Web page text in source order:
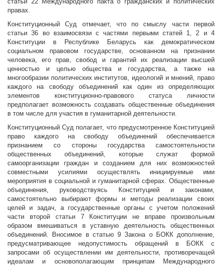
правах.
Конституционный Суд отмечает, что по смыслу части первой
статьи 36 во взаимосвязи с частями первыми статей 1, 2 и 4
Конституции в Республике Беларусь как демократическом
социальном правовом государстве, основанном на признании
человека, его прав, свобод и гарантий их реализации высшей
ценностью и целью общества и государства, а также на
многообразии политических институтов, идеологий и мнений, право
каждого на свободу объединений как один из определяющих
элементов конституционно-правового статуса личности
предполагает возможность создавать общественные объединения
в том числе для участия в гуманитарной деятельности.
Конституционный Суд полагает, что предусмотренное Конституцией
право каждого на свободу объединений обеспечивается
признанием со стороны государства самостоятельности
общественных объединений, которые служат формой
самоорганизации граждан и созданием для них возможностей
совместными усилиями осуществлять инициируемые ими
мероприятия в социальной и гуманитарной сферах. Общественные
объединения, руководствуясь Конституцией и законами,
самостоятельно выбирают формы и методы реализации своих
целей и задач, а государственные органы с учетом положений
части второй статьи 7 Конституции не вправе произвольным
образом вмешиваться в уставную деятельность общественных
объединений. Вносимое в статью 9 Закона о БОКК дополнение,
предусматривающее недопустимость обращений в БОКК с
запросами об осуществлении им деятельности, противоречащей
идеалам и основополагающим принципам Международного